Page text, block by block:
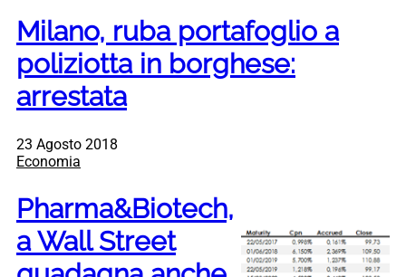
Milano, ruba portafoglio a
poliziotta in borghese:
arrestata
23 Agosto 2018
Economia
Pharma&Biotech,
a Wall Street